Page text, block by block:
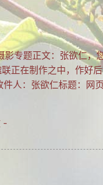
专题正文：张欲仁，
在制作之中，作好
人：张欲仁标题：网
-